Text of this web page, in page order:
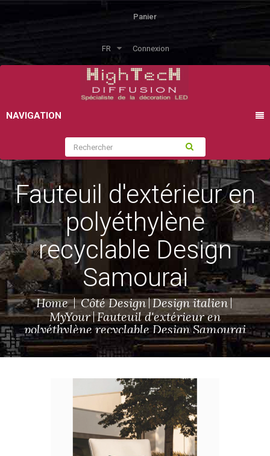
Panier
FR Connexion
NAVIGATION
Fauteuil d'extérieur en
polyéthylène
recyclable Design
Samourai
Home Côté Design Design italien
MyYour Fauteuil d'extérieur en
polyéthylène recyclable Design Samourai